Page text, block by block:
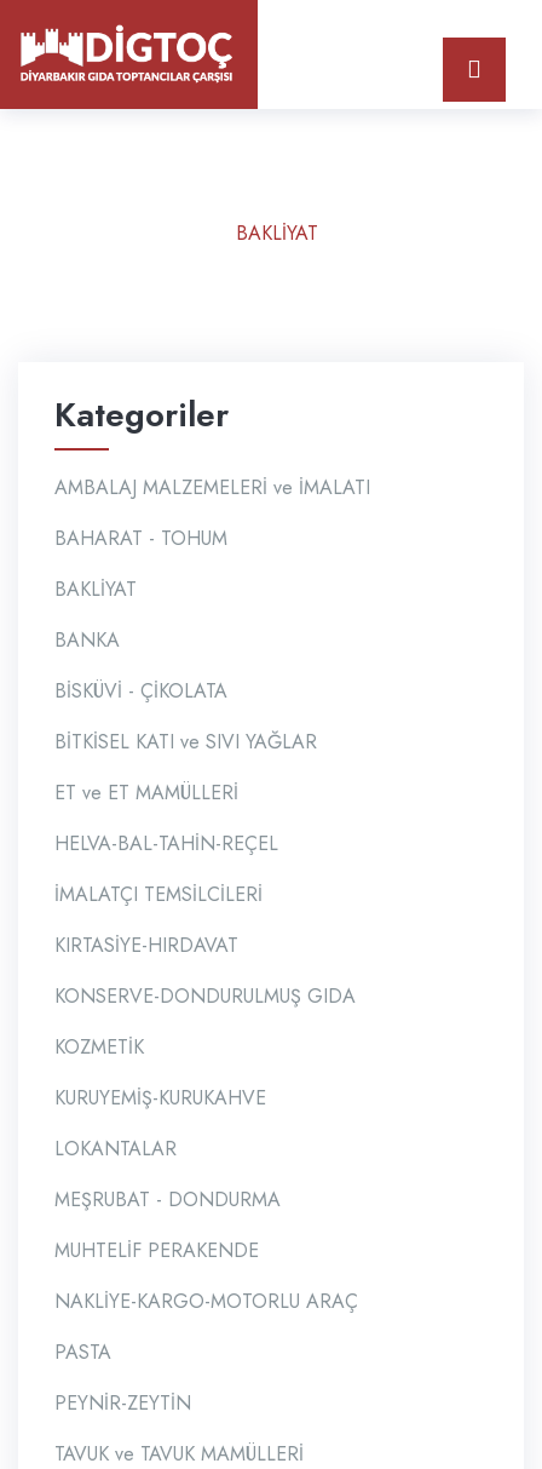
BAKLİYAT
Kategoriler
AMBALAJ MALZEMELERİ ve İMALATI
BAHARAT - TOHUM
BAKLİYAT
BANKA
BİSKÜVİ - ÇİKOLATA
BİTKİSEL KATI ve SIVI YAĞLAR
ET ve ET MAMÜLLERİ
HELVA-BAL-TAHİN-REÇEL
İMALATÇI TEMSİLCİLERİ
KIRTASİYE-HIRDAVAT
KONSERVE-DONDURULMUŞ GIDA
KOZMETİK
KURUYEMİŞ-KURUKAHVE
LOKANTALAR
MEŞRUBAT - DONDURMA
MUHTELİF PERAKENDE
NAKLİYE-KARGO-MOTORLU ARAÇ
PASTA
PEYNİR-ZEYTİN
TAVUK ve TAVUK MAMÜLLERİ